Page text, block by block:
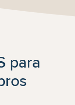
para